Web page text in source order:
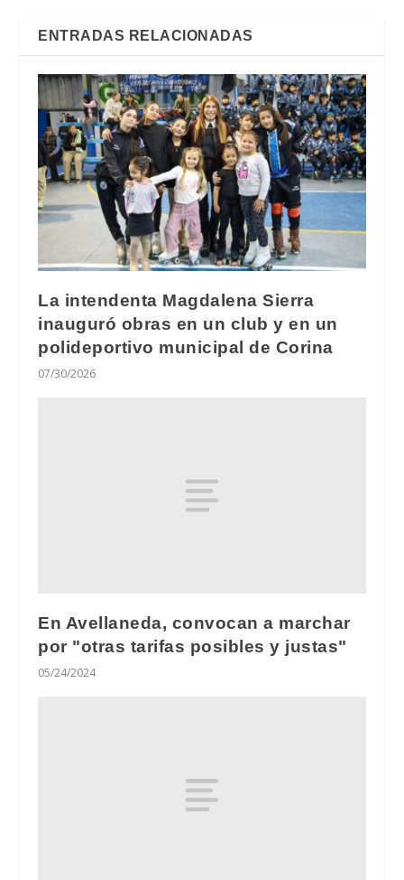
ENTRADAS RELACIONADAS
La intendenta Magdalena Sierra
inauguró obras en un club y en un
polideportivo municipal de Corina
07/30/2026
En Avellaneda, convocan a marchar
por "otras tarifas posibles y justas"
05/24/2024